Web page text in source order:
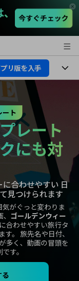
リ版を入手
ログイン
ート
レート
にも対
合わせやすい 日
見つけられます
がぐっと変わりま
ゴールデンウィー
合わせやすい旅行タ
。 旅先名や日付、
多く、動画の冒頭を
す。